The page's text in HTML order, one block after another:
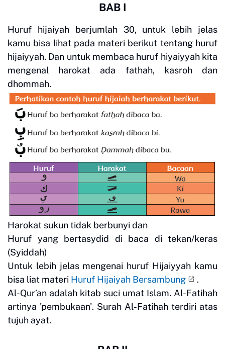
BAB I
Huruf hijaiyah berjumlah 30, untuk lebih jelas
kamu bisa lihat pada materi berikut tentang huruf
hijaiyyah. Dan untuk membaca huruf hiyaiyyah kita
mengenal harokat ada fathah, kasroh dan
dhommah.
Harokat sukun tidak berbunyi dan
Huruf yang bertasydid di baca di tekan/keras
(Syiddah)
Untuk lebih jelas mengenai huruf Hijaiyyah kamu
bisa liat materi Huruf Hijaiyah Bersambung
.
Al-Qur’an adalah kitab suci umat Islam. Al-Fatihah
artinya 'pembukaan'. Surah Al-Fatihah terdiri atas
tujuh ayat.